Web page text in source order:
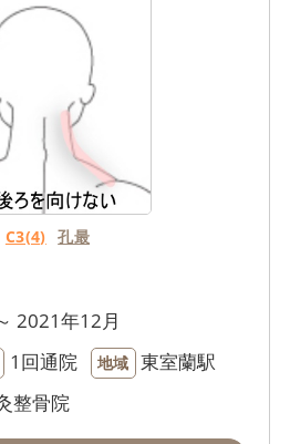
C3(4) 孔最
2021年12月
1回通院 地域 東室蘭駅
整骨院